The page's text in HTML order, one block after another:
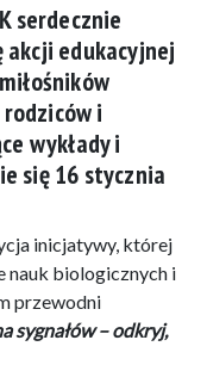
serdecznie
akcji edukacyjnej
i
wykłady i
się 16 stycznia
inicjatywy, której
nauk biologicznych i
przewodni
sygnałów – odkryj,